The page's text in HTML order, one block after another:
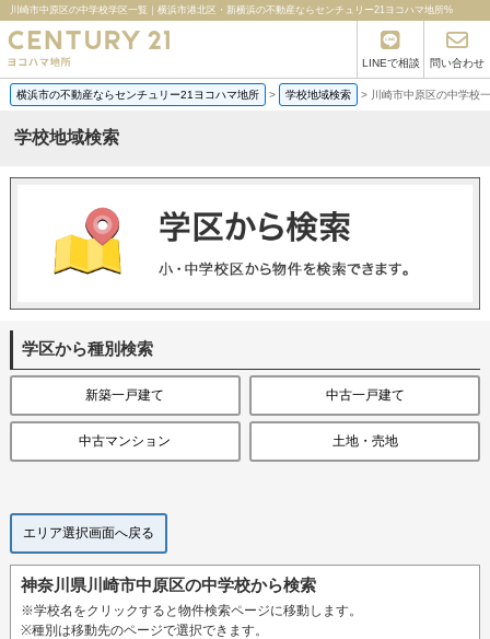
川崎市中原区の中学校学区一覧｜横浜市港北区・新横浜の不動産ならセンチュリー21ヨコハマ地所%
LINEで相談 問い合わせ
横浜市の不動産ならセンチュリー21ヨコハマ地所 > 学校地域検索 > 川崎市中原区の中学校
学校地域検索
学区から種別検索
新築一戸建て 中古一戸建て
中古マンション 土地・売地
エリア選択画面へ戻る
神奈川県川崎市中原区の中学校から検索
※学校名をクリックすると物件検索ページに移動します。
※種別は移動先のページで選択できます。